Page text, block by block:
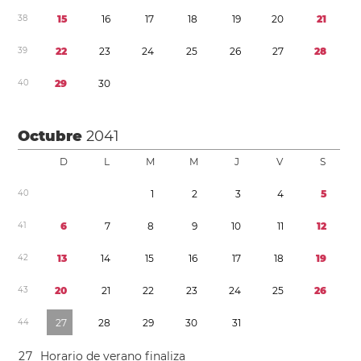
38 15 16 17 18 19 20 21
39 22 23 24 25 26 27 28
40 29 30
Octubre2041
D L M M J V S
40 1 2 3 4 5
41 6 7 8 9 10 11 12
42 13 14 15 16 17 18 19
43 20 21 22 23 24 25 26
44 27 28 29 30 31
27 Horario de verano finaliza